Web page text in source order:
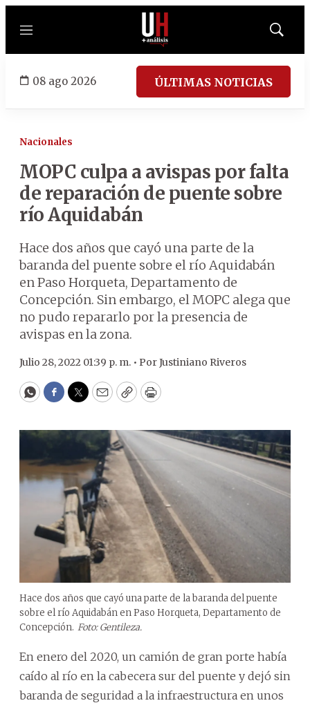
Menú
Mostrar
08 ago 2026 ÚLTIMAS NOTICIAS
Nacionales
MOPC culpa a avispas por falta
de reparación de puente sobre
río Aquidabán
Hace dos años que cayó una parte de la
baranda del puente sobre el río Aquidabán
en Paso Horqueta, Departamento de
Concepción. Sin embargo, el MOPC alega que
no pudo repararlo por la presencia de
avispas en la zona.
Julio 28, 2022 01:39 p. m. • PorJustiniano Riveros
WhatsApp
Facebook
Twitter
EmailCopyPrint
Hace dos años que cayó una parte de la baranda del puente
sobre el río Aquidabán en Paso Horqueta, Departamento de
Concepción. Foto: Gentileza.
En enero del 2020, un camión de gran porte había
caído al río en la cabecera sur del puente y dejó sin
baranda de seguridad a la infraestructura en unos